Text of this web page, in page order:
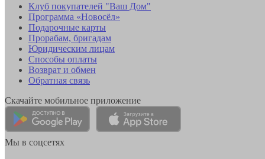
Клуб покупателей "Ваш Дом"
Программа «Новосёл»
Подарочные карты
Прорабам, бригадам
Юридическим лицам
Способы оплаты
Возврат и обмен
Обратная связь
Скачайте мобильное приложение
Мы в соцсетях